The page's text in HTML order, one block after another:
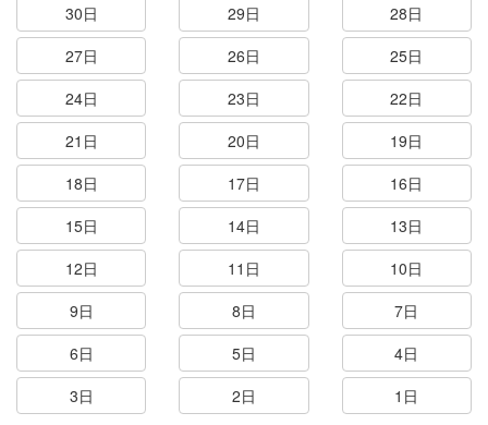
30日 29日
28日
27日
26日
25日
24日
23日
22日
21日
20日
19日
18日
17日
16日
15日
14日
13日
12日
11日
10日
9日
8日
7日
6日
5日
4日
3日
2日 1日